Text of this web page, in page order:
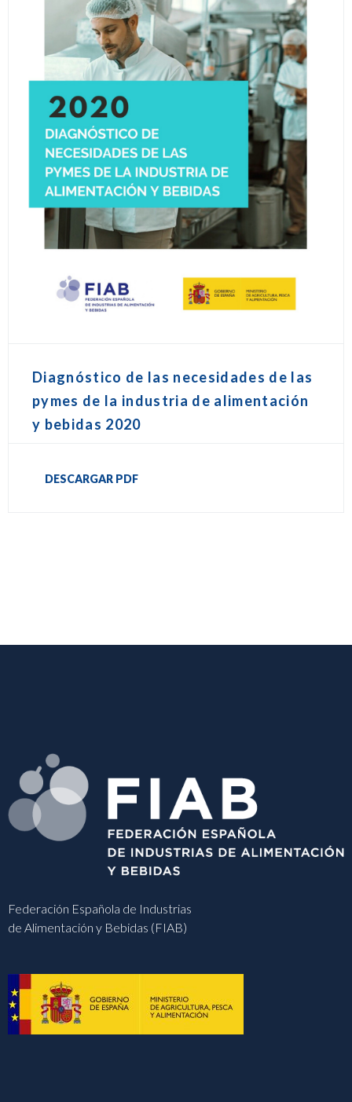
Diagnóstico de las necesidades de las
pymes de la industria de alimentación
y bebidas 2020
DESCARGAR PDF
Federación Española de Industrias
de Alimentación y Bebidas (FIAB)